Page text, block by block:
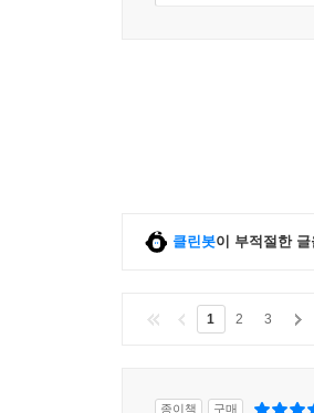
클린봇이 부적절한
1 2 3
종이책 구매